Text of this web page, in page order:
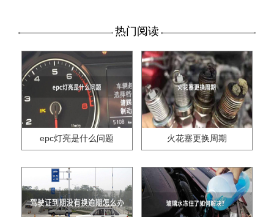
热门阅读
epc灯亮是什么问题 火花塞更换周期